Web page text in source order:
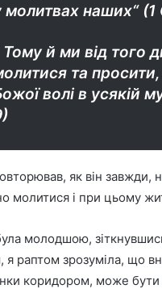
молитвах наших“ (1
Тому й ми від того
та
волі в усякій
як він завжди,
молитися і при цьому
молодшою,
я раптом зрозуміла, що
коридором, може